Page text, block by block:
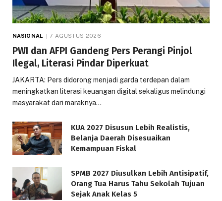
NASIONAL 7 AGUSTUS 2026
PWI dan AFPI Gandeng Pers Perangi Pinjol
Ilegal, Literasi Pindar Diperkuat
JAKARTA: Pers didorong menjadi garda terdepan dalam
meningkatkan literasi keuangan digital sekaligus melindungi
masyarakat dari maraknya…
KUA 2027 Disusun Lebih Realistis,
Belanja Daerah Disesuaikan
Kemampuan Fiskal
SPMB 2027 Diusulkan Lebih Antisipatif,
Orang Tua Harus Tahu Sekolah Tujuan
Sejak Anak Kelas 5